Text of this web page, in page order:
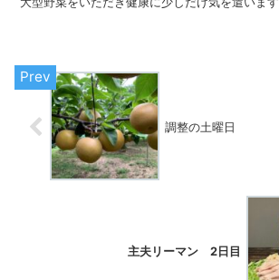
調整の土曜日
主夫リーマン 2日目